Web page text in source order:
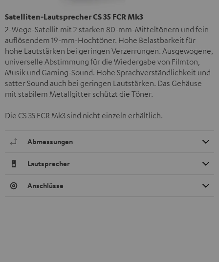
Satelliten-Lautsprecher CS 35 FCR Mk3
2-Wege-Satellit mit 2 starken 80-mm-Mitteltönern und fein
auflösendem 19-mm-Hochtöner. Hohe Belastbarkeit für
hohe Lautstärken bei geringen Verzerrungen. Ausgewogene,
universelle Abstimmung für die Wiedergabe von Filmton,
Musik und Gaming-Sound. Hohe Sprachverständlichkeit und
satter Sound auch bei geringen Lautstärken. Das Gehäuse
mit stabilem Metallgitter schützt die Töner.
Die CS 35 FCR Mk3 sind nicht einzeln erhältlich.
Abmessungen
Lautsprecher
Anschlüsse